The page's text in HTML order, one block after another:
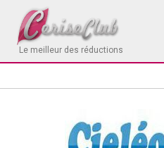
Le meilleur des réductions